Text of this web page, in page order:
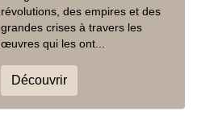
révolutions, des empires et des
grandes crises à travers les
œuvres qui les ont...
Découvrir